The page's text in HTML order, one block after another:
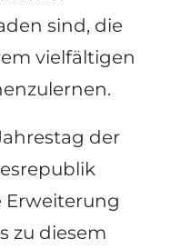
sind, die
vielfältigen
der
Erweiterung
zu diesem